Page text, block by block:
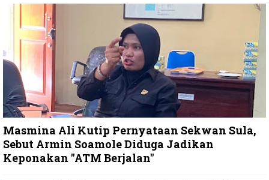
Masmina Ali Kutip Pernyataan Sekwan Sula,
Sebut Armin Soamole Diduga Jadikan
Keponakan "ATM Berjalan"